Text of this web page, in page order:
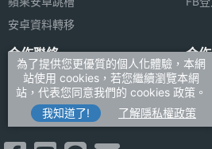
安卓資料轉移
合作聯絡
廣告刊登
加入商店報價
新聞聯絡
合
法律
媒體
為了提供您更優質的個人化體驗，本網
站使用 cookies，若您繼續瀏覽本網
站，代表您同意我們的 cookies 政策。
我知道了!
了解隱私權政策